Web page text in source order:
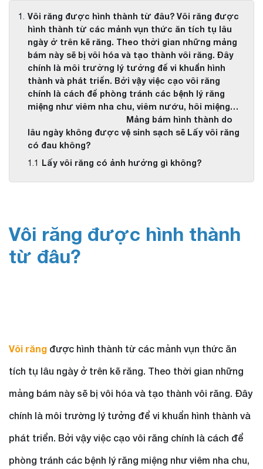
Vôi răng được hình thành từ đâu? Vôi răng được
hình thành từ các mảnh vụn thức ăn tích tụ lâu
ngày ở trên kẽ răng. Theo thời gian những mảng
bám này sẽ bị vôi hóa và tạo thành vôi răng. Đây
chính là môi trường lý tưởng để vi khuẩn hình
thành và phát triển. Bởi vậy việc cạo vôi răng
chính là cách để phòng tránh các bệnh lý răng
miệng như viêm nha chu, viêm nướu, hôi miệng…
Mảng bám hình thành do
lâu ngày không được vệ sinh sạch sẽ Lấy vôi răng
có đau không?
Lấy vôi răng có ảnh hưởng gì không?
Vôi răng được hình thành
từ đâu?
Vôi răng được hình thành từ các mảnh vụn thức ăn
tích tụ lâu ngày ở trên kẽ răng. Theo thời gian những
mảng bám này sẽ bị vôi hóa và tạo thành vôi răng. Đây
chính là môi trường lý tưởng để vi khuẩn hình thành và
phát triển. Bởi vậy việc cạo vôi răng chính là cách để
phòng tránh các bệnh lý răng miệng như viêm nha chu,